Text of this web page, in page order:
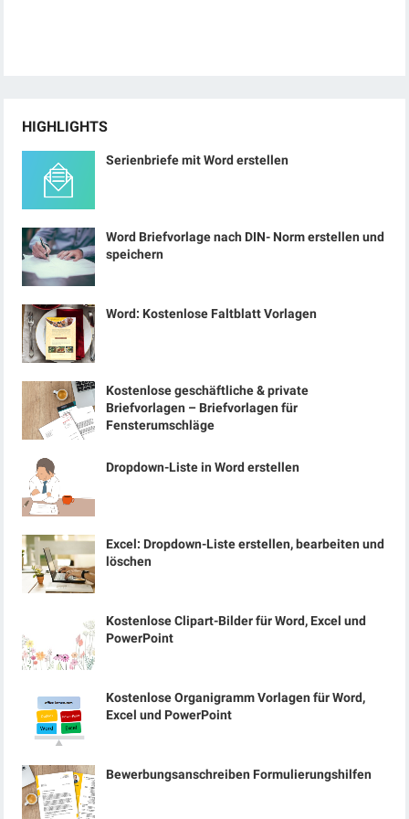
HIGHLIGHTS
Serienbriefe mit Word erstellen
Word Briefvorlage nach DIN- Norm erstellen und
speichern
Word: Kostenlose Faltblatt Vorlagen
Kostenlose geschäftliche & private
Briefvorlagen – Briefvorlagen für
Fensterumschläge
Dropdown-Liste in Word erstellen
Excel: Dropdown-Liste erstellen, bearbeiten und
löschen
Kostenlose Clipart-Bilder für Word, Excel und
PowerPoint
Kostenlose Organigramm Vorlagen für Word,
Excel und PowerPoint
Bewerbungsanschreiben Formulierungshilfen